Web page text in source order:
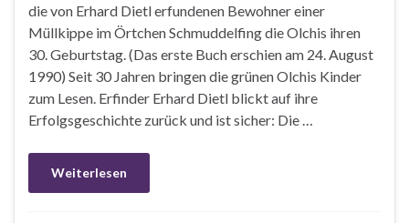
die von Erhard Dietl erfundenen Bewohner einer
Müllkippe im Örtchen Schmuddelfing die Olchis ihren
30. Geburtstag. (Das erste Buch erschien am 24. August
1990) Seit 30 Jahren bringen die grünen Olchis Kinder
zum Lesen. Erfinder Erhard Dietl blickt auf ihre
Erfolgsgeschichte zurück und ist sicher: Die …
Weiterlesen